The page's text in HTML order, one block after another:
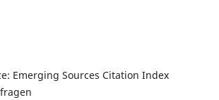
Emerging Sources Citation Index